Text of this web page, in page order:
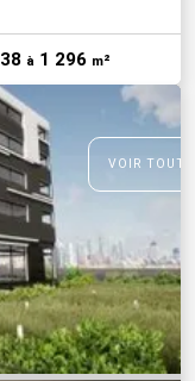
38 à 1 296 m²
VOIR